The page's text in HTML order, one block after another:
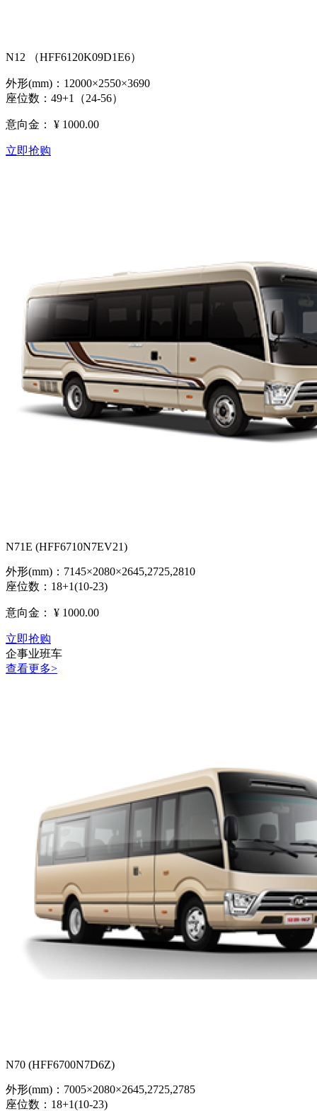
N12 （HFF6120K09D1E6）
外形(mm)：12000×2550×3690
座位数：49+1（24-56）
意向金： ¥ 1000.00
立即抢购
N71E (HFF6710N7EV21)
外形(mm)：7145×2080×2645,2725,2810
座位数：18+1(10-23)
意向金： ¥ 1000.00
立即抢购
企事业班车
查看更多>
N70 (HFF6700N7D6Z)
外形(mm)：7005×2080×2645,2725,2785
座位数：18+1(10-23)